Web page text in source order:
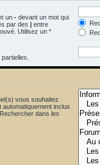
un - devant un mot qui
par des | entre
Utilisez un *
vous souhaitez
inclus
dans les